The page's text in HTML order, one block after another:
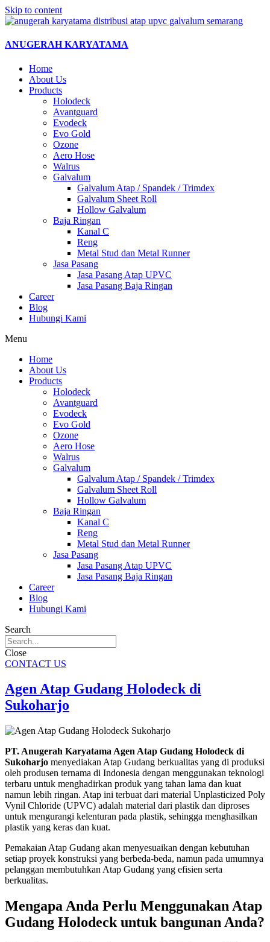
Skip to content
ANUGERAH KARYATAMA
Home
About Us
Products
Holodeck
Avantguard
Evodeck
Evo Gold
Ozone
Aero Hose
Walrus
Galvalum
Galvalum Atap / Spandek / Trimdex
Galvalum Sheet Roll
Hollow Galvalum
Baja Ringan
Kanal C
Reng
Metal Stud dan Metal Runner
Jasa Pasang
Jasa Pasang Atap UPVC
Jasa Pasang Baja Ringan
Career
Blog
Hubungi Kami
Menu
Home
About Us
Products
Holodeck
Avantguard
Evodeck
Evo Gold
Ozone
Aero Hose
Walrus
Galvalum
Galvalum Atap / Spandek / Trimdex
Galvalum Sheet Roll
Hollow Galvalum
Baja Ringan
Kanal C
Reng
Metal Stud dan Metal Runner
Jasa Pasang
Jasa Pasang Atap UPVC
Jasa Pasang Baja Ringan
Career
Blog
Hubungi Kami
Search
Close
CONTACT US
Agen Atap Gudang Holodeck di
Sukoharjo
PT. Anugerah Karyatama Agen Atap Gudang Holodeck di
Sukoharjo menyediakan Atap Gudang berkualitas yang di produksi
oleh produsen ternama di Indonesia dengan menggunakan teknologi
terbaru untuk menghadirkan produk yang tahan lama dan kuat
namun lebih ringan. Atap ini terbuat dari material Unplasticized Poly
Vynil Chloride (UPVC) adalah material dari plastik dan diproses
untuk mengurangi kelenturan pada plastik, sehingga menghasilkan
plastik yang keras dan kuat.
Pemakaian Atap Gudang akan menyesuaikan dengan kebutuhan
setiap proyek konstruksi yang berbeda-beda, namun pada umumnya
pelanggan membutuhkan Atap Gudang yang efisien serta
berkualitas.
Mengapa Anda Perlu Menggunakan Atap
Gudang Holodeck untuk bangunan Anda?